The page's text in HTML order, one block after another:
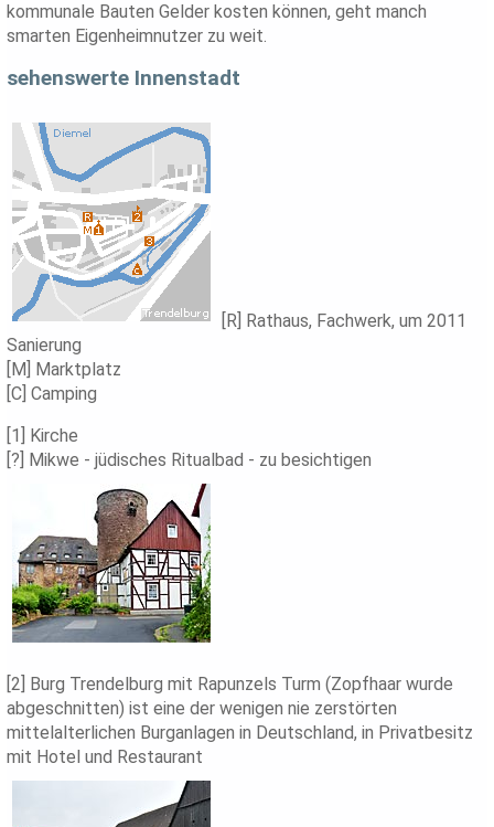
kommunale Bauten Gelder kosten können, geht manch
smarten Eigenheimnutzer zu weit.
sehenswerte Innenstadt
[R] Rathaus, Fachwerk, um 2011
Sanierung
[M] Marktplatz
[C] Camping
[1] Kirche
[?] Mikwe - jüdisches Ritualbad - zu besichtigen
[2] Burg Trendelburg mit Rapunzels Turm (Zopfhaar wurde
abgeschnitten) ist eine der wenigen nie zerstörten
mittelalterlichen Burganlagen in Deutschland, in Privatbesitz
mit Hotel und Restaurant